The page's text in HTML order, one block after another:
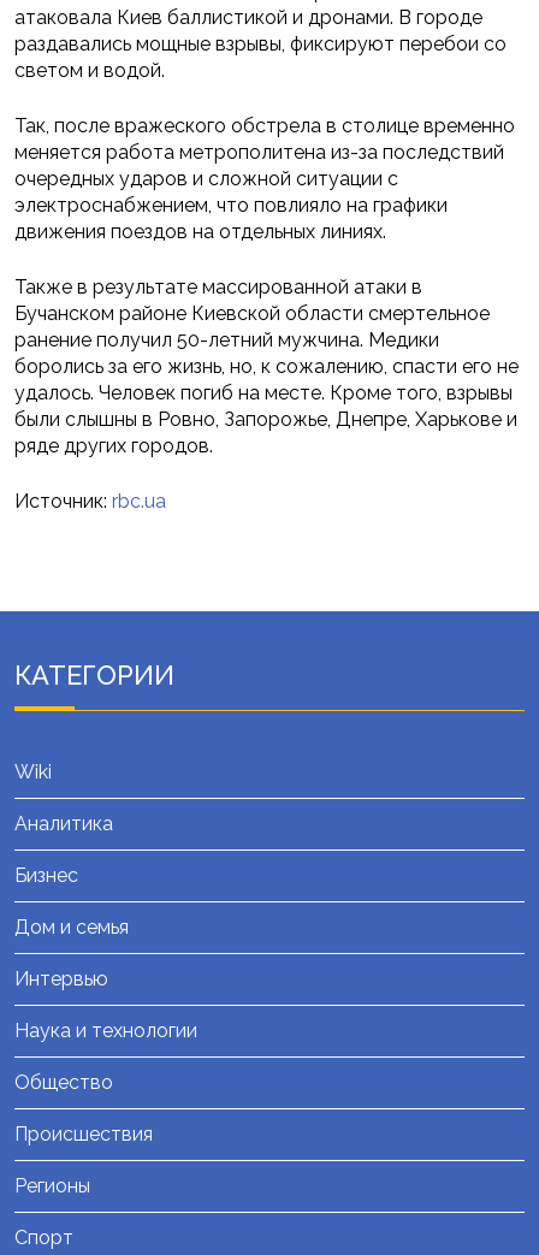
атаковала Киев баллистикой и дронами. В городе
раздавались мощные взрывы, фиксируют перебои со
светом и водой.
Так, после вражеского обстрела в столице временно
меняется работа метрополитена из-за последствий
очередных ударов и сложной ситуации с
электроснабжением, что повлияло на графики
движения поездов на отдельных линиях.
Также в результате массированной атаки в
Бучанском районе Киевской области смертельное
ранение получил 50-летний мужчина. Медики
боролись за его жизнь, но, к сожалению, спасти его не
удалось. Человек погиб на месте. Кроме того, взрывы
были слышны в Ровно, Запорожье, Днепре, Харькове и
ряде других городов.
Источник: rbc.ua
КАТЕГОРИИ
Wiki
Аналитика
Бизнес
Дом и семья
Интервью
Наука и технологии
Общество
Происшествия
Регионы
Спорт